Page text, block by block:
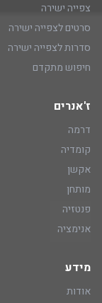
צפייה ישירה
סרטים לצפייה ישירה
סדרות לצפייה ישירה
חיפוש מתקדם
ז'אנרים
דרמה
קומדיה
אקשן
מותחן
פנטזיה
אנימציה
מידע
אודות